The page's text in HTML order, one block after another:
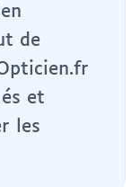
de
et
les